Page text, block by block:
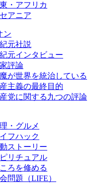
・アフリカ
アニア
ン
元社説
元インタビュー
評論
が世界を統治している
主義の最終目的
党に関する九つの評論
・グルメ
フハック
ストーリー
リチュアル
ろを修める
問題（LIFE）